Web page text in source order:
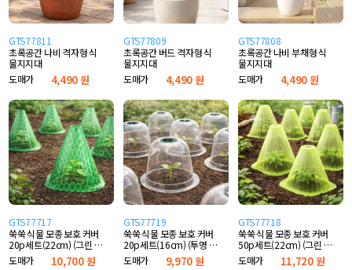
GTS77811
초록공간 나비 격자형 식
물지지대
도매가
4,490 원
GTS77809
초록공간 버드 격자형 식
물지지대
도매가
4,490 원
GTS77808
초록공간 나비 부채형 식
물지지대
도매가
4,490 원
GTS77717
쑥쑥 식물 모종 보호 커버
20p세트(22cm) (그린 도
트)
도매가 10,700 원
GTS77719
쑥쑥 식물 모종 보호 커버
20p세트(16cm) (투명 돔
형)
도매가 9,970 원
GTS77718
쑥쑥 식물 모종 보호 커버
50p세트(22cm) (그린 고
깔)
도매가 11,720 원